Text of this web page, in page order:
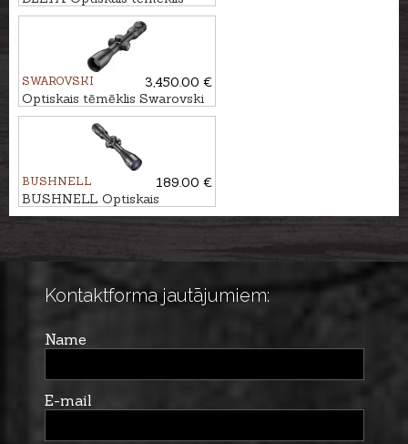
Stryker HD 1-6x24 DSMR
SWAROVSKI
3,450.00 €
Optiskais tēmēklis Swarovski
Z8i 1.7-13.3x42 P SR - 4A-I
BUSHNELL
189.00 €
BUSHNELL Optiskais
tēmēklis LEGEND 3-9x40
Kontaktforma jautājumiem:
Name
E-mail